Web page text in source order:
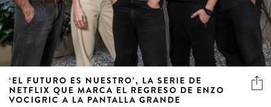
‘EL FUTURO ES NUESTRO’, LA SERIE DE
NETFLIX QUE MARCA EL REGRESO DE ENZO
VOCIGRIC A LA PANTALLA GRANDE